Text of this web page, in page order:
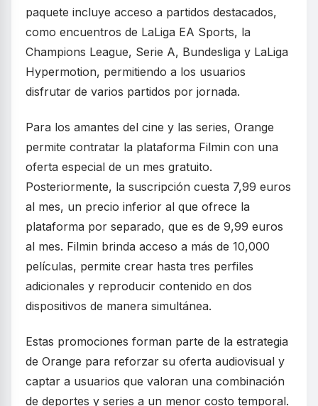
paquete incluye acceso a partidos destacados,
como encuentros de LaLiga EA Sports, la
Champions League, Serie A, Bundesliga y LaLiga
Hypermotion, permitiendo a los usuarios
disfrutar de varios partidos por jornada.
Para los amantes del cine y las series, Orange
permite contratar la plataforma Filmin con una
oferta especial de un mes gratuito.
Posteriormente, la suscripción cuesta 7,99 euros
al mes, un precio inferior al que ofrece la
plataforma por separado, que es de 9,99 euros
al mes. Filmin brinda acceso a más de 10,000
películas, permite crear hasta tres perfiles
adicionales y reproducir contenido en dos
dispositivos de manera simultánea.
Estas promociones forman parte de la estrategia
de Orange para reforzar su oferta audiovisual y
captar a usuarios que valoran una combinación
de deportes y series a un menor costo temporal.